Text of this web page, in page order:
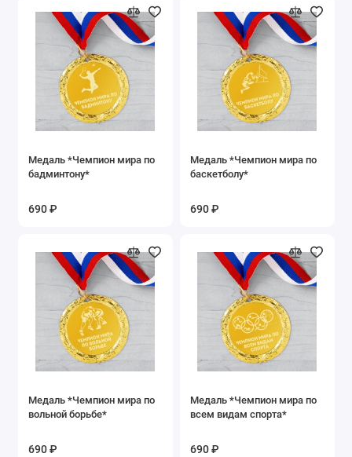
Медаль *Чемпион мира по
бадминтону*
690 ₽
Медаль *Чемпион мира по
баскетболу*
690 ₽
Медаль *Чемпион мира по
вольной борьбе*
690 ₽
Медаль *Чемпион мира по
всем видам спорта*
690 ₽